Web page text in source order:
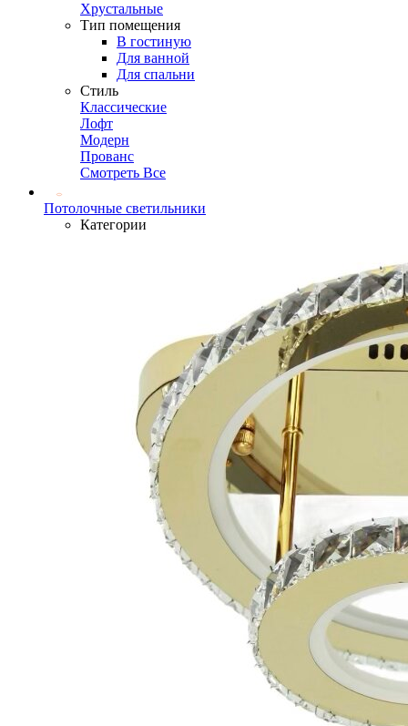
Хрустальные
Тип помещения
В гостиную
Для ванной
Для спальни
Стиль
Классические
Лофт
Модерн
Прованс
Смотреть Все
Потолочные светильники
Категории